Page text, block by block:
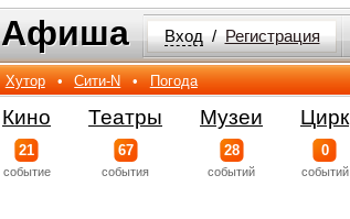
Афиша
Афиша Вход / Регистрация
Хутор • Сити-N • Погода
Кино
21
событиe
Театры
67
события
Музеи
28
событий
Цирк
0
событий